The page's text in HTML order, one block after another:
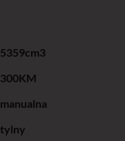
5359cm3
300KM
manualna
tylny